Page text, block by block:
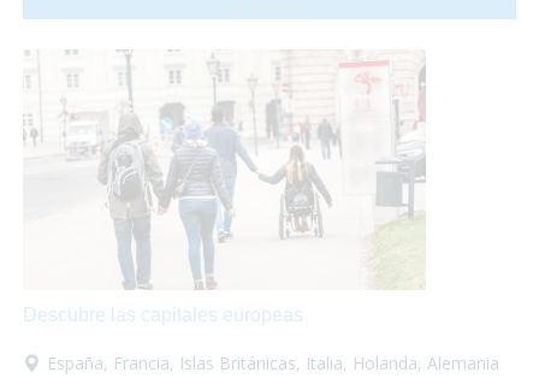
playas mezclado con grandes edificios y gran lujo. En este
ciudad y sus lugares característicos como la Pequeña
Habana, el Downtown, Bahía Vizcaína y al mismo tiempo
conocer las reservas naturales con muchas especies en
peligro de extinción. La segunda parte del viaje se
desarrolla en la ciudad de Orlando. ¡No lo dudes más y vete
de vacaciones a Miami y Orlando! Será una experiencia
increíble en la que no tendrás que preocuparte por
nada... ¡Sólo en disfrutar!
Descubre las capitales europeas
España, Francia, Islas Británicas, Italia, Holanda, Alemania